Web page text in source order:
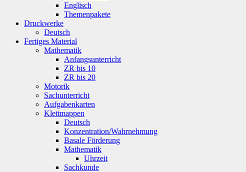
Englisch
Themenpakete
Druckwerke
Deutsch
Fertiges Material
Mathematik
Anfangsunterricht
ZR bis 10
ZR bis 20
Motorik
Sachunterricht
Aufgabenkarten
Klettmappen
Deutsch
Konzentration/Wahrnehmung
Basale Förderung
Mathematik
Uhrzeit
Sachkunde